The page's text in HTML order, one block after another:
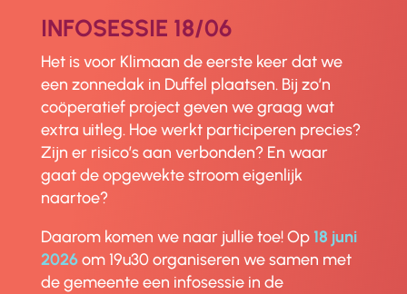
INFOSESSIE 18/06
Het is voor Klimaan de eerste keer dat we
een zonnedak in Duffel plaatsen. Bij zo’n
coöperatief project geven we graag wat
extra uitleg. Hoe werkt participeren precies?
Zijn er risico’s aan verbonden? En waar
gaat de opgewekte stroom eigenlijk
naartoe?
Daarom komen we naar jullie toe! Op 18 juni
2026om 19u30 organiseren we samen met
de gemeente een infosessie in de